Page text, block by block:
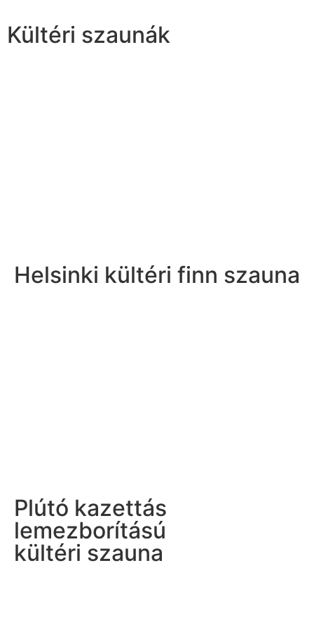
Kültéri szaunák
Helsinki kültéri finn szauna
Plútó kazettás
lemezborítású
kültéri szauna